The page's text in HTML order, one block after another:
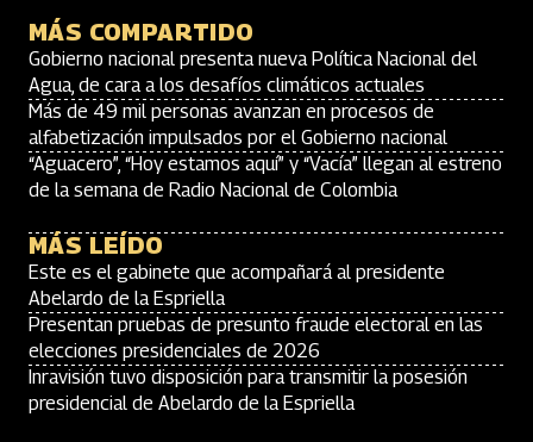
MÁS COMPARTIDO
Gobierno nacional presenta nueva Política Nacional del
Agua, de cara a los desafíos climáticos actuales
Más de 49 mil personas avanzan en procesos de
alfabetización impulsados por el Gobierno nacional
“Aguacero”, “Hoy estamos aquí” y “Vacía” llegan al estreno
de la semana de Radio Nacional de Colombia
MÁS LEÍDO
Este es el gabinete que acompañará al presidente
Abelardo de la Espriella
Presentan pruebas de presunto fraude electoral en las
elecciones presidenciales de 2026
Inravisión tuvo disposición para transmitir la posesión
presidencial de Abelardo de la Espriella